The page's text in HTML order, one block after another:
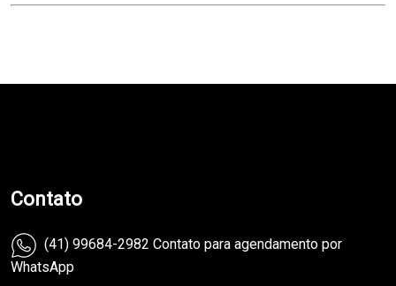
Contato
(41) 99684-2982 Contato para agendamento por
WhatsApp